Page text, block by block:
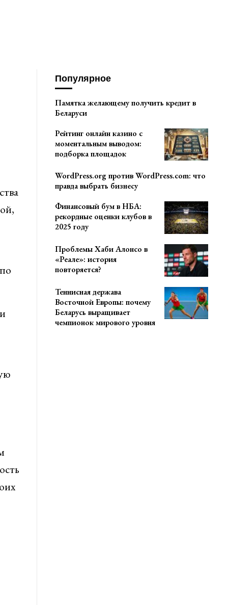
Популярное
Памятка желающему получить кредит в
Беларуси
Рейтинг онлайн казино с
моментальным выводом:
подборка площадок
WordPress.org против WordPress.com: что
правда выбрать бизнесу
Финансовый бум в НБА:
рекордные оценки клубов в
2025 году
Проблемы Хаби Алонсо в
«Реале»: история
повторяется?
Теннисная держава
Восточной Европы: почему
Беларусь выращивает
чемпионок мирового уровня